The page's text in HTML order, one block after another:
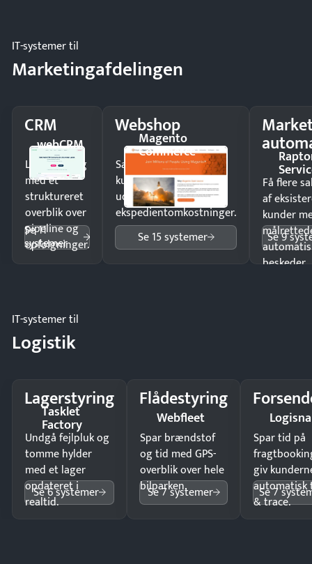
IT-systemer til
Marketingafdelingen
CRM
webCRM
Luk flere salg
med et
struktureret
overblik over
pipeline og
opfølgninger.
Se 11
systemer
Webshop
Magento
Commerce
Sælg produkter 24/7 til
kunder i hele landet
uden
ekspedientomkostninger.
Se 15 systemer
Få flere
af
kunder
beskeder.
Se 9
IT-systemer til
Logistik
Lagerstyring
Tasklet
Factory
Undgå fejlpluk og
tomme hylder
med et lager
opdateret i
realtid.
Se 6 systemer
Flådestyring
Webfleet
Spar brændstof
og tid med GPS-
overblik over hele
bilparken.
Se 7 systemer
Spar tid på
giv
automatisk
& trace.
Se 7